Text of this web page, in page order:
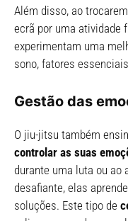
Além disso, ao
ecrã por uma atividade
experimentam uma
sono, fatores
Gestão das
O jiu-jitsu também
controlar as suas
durante uma luta ou ao
desafiante, elas
soluções. Este tipo de